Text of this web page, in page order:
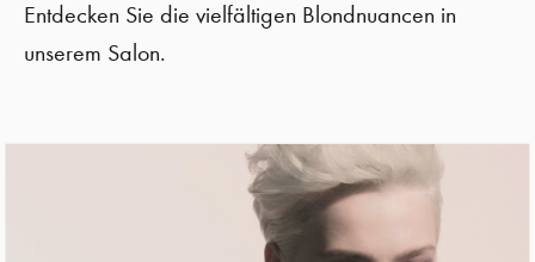
Entdecken Sie die vielfältigen Blondnuancen in
unserem Salon.